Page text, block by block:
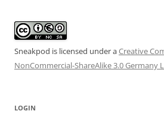
Sneakpod is licensed under aCreative
NonCommercial-ShareAlike 3.0 Germany
LOGIN